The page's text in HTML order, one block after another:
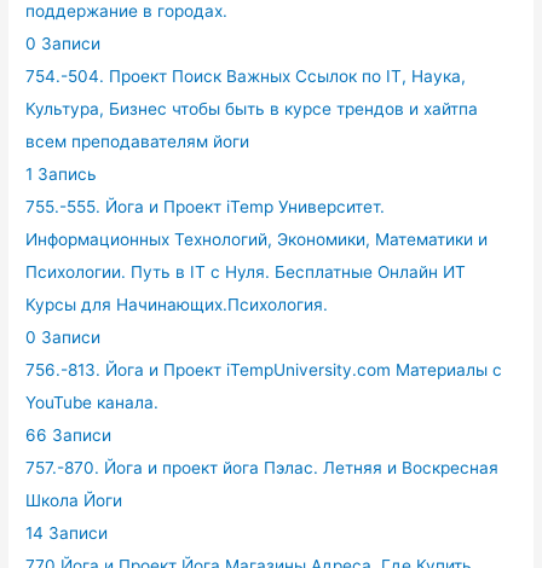
поддержание в городах.
0 Записи
754.-504. Проект Поиск Важных Ссылок по IT, Наука,
Культура, Бизнес чтобы быть в курсе трендов и хайтпа
всем преподавателям йоги
1 Запись
755.-555. Йога и Проект iTemp Университет.
Информационных Технологий, Экономики, Математики и
Психологии. Путь в IT с Нуля. Бесплатные Онлайн ИТ
Курсы для Начинающих.Психология.
0 Записи
756.-813. Йога и Проект iTempUniversity.com Материалы с
YouTube канала.
66 Записи
757.-870. Йога и проект йога Пэлас. Летняя и Воскресная
Школа Йоги
14 Записи